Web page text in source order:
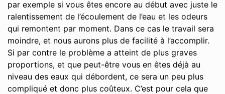
par exemple si vous êtes encore au début avec juste le
ralentissement de l’écoulement de l’eau et les odeurs
qui remontent par moment. Dans ce cas le travail sera
moindre, et nous aurons plus de facilité à l’accomplir.
Si par contre le problème a atteint de plus graves
proportions, et que peut-être vous en êtes déjà au
niveau des eaux qui débordent, ce sera un peu plus
compliqué et donc plus coûteux. C’est pour cela que